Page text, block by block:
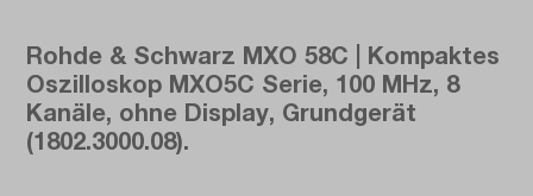
Rohde & Schwarz MXO 58C | Kompaktes
Oszilloskop MXO5C Serie, 100 MHz, 8
Kanäle, ohne Display, Grundgerät
(1802.3000.08).